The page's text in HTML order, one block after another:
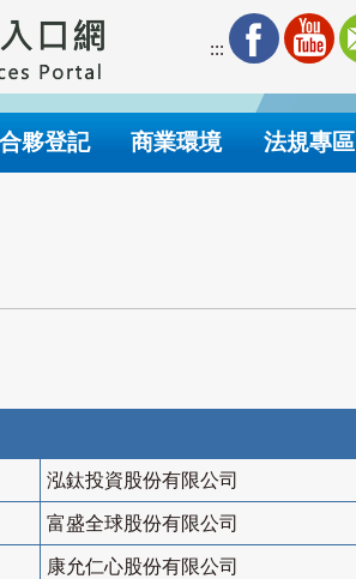
:::
夥登記 商業環境 法規專區
泓鈦投資股份有限公司
富盛全球股份有限公司
康允仁心股份有限公司